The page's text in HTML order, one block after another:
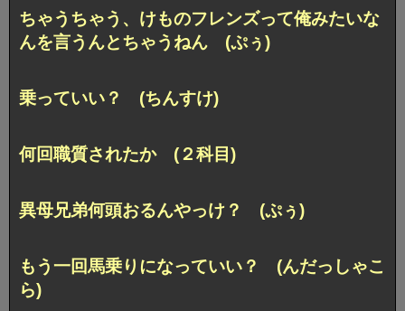
ちゃうちゃう、けものフレンズって俺みたいな
んを言うんとちゃうねん (ぷぅ)
乗っていい？ (ちんすけ)
何回職質されたか (２科目)
異母兄弟何頭おるんやっけ？ (ぷぅ)
もう一回馬乗りになっていい？ (んだっしゃこ
ら)